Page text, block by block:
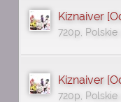
Kiznaiver
720p, Polskie
Kiznaiver
720p, Polskie